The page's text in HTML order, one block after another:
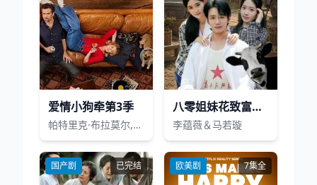
爱情小狗牵第3季
帕特里克·布拉莫尔,哈丽特·戴尔
八零姐妹花致富路上捡个他
李蕴薇＆马若璇
国产剧 已完结 欧美剧 7集全